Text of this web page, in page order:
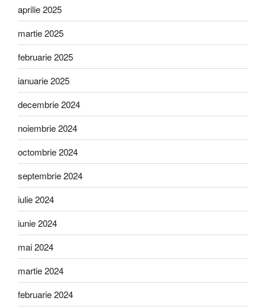
aprilie 2025
martie 2025
februarie 2025
ianuarie 2025
decembrie 2024
noiembrie 2024
octombrie 2024
septembrie 2024
iulie 2024
iunie 2024
mai 2024
martie 2024
februarie 2024